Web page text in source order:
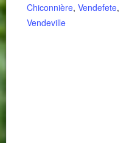
Chiconnière,Vendefete,
Vendeville